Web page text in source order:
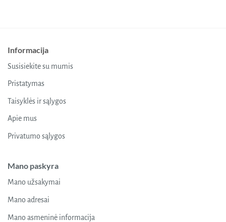
Informacija
Susisiekite su mumis
Pristatymas
Taisyklės ir sąlygos
Apie mus
Privatumo sąlygos
Mano paskyra
Mano užsakymai
Mano adresai
Mano asmeninė informacija